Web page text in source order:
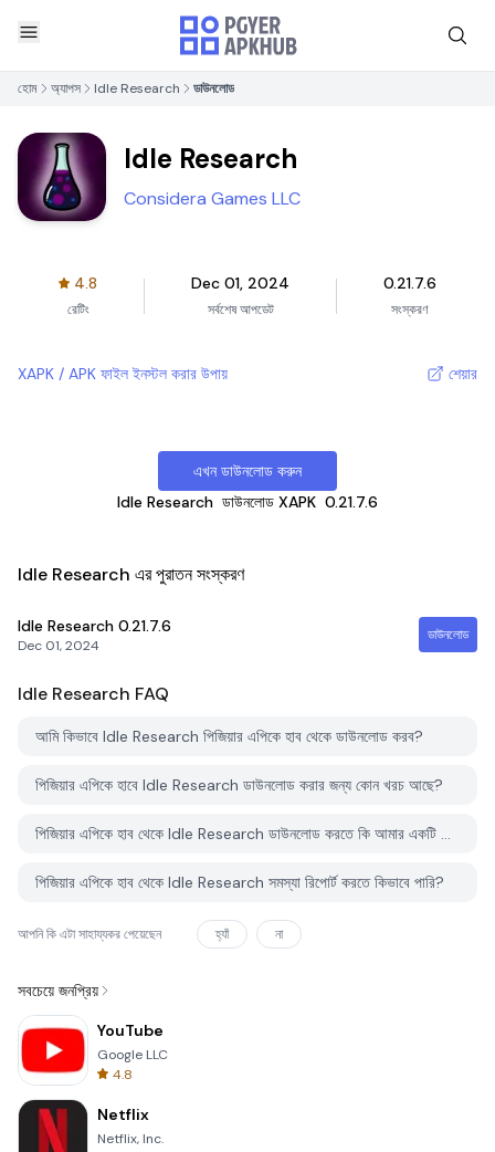
হোম অ্যাপস Idle Research ডাউনলোড
Idle Research
Considera Games LLC
4.8
রেটিং
Dec 01, 2024
সর্বশেষ আপডেট
0.21.7.6
সংস্করণ
XAPK / APK ফাইল ইনস্টল করার উপায় শেয়ার
এখন ডাউনলোড করুন
Idle Research ডাউনলোড XAPK 0.21.7.6
Idle Research এর পুরাতন সংস্করণ
Idle Research 0.21.7.6
Dec 01, 2024
ডাউনলোড
Idle Research FAQ
আমি কিভাবে Idle Research পিজিয়ার এপিকে হাব থেকে ডাউনলোড করব?
পিজিয়ার এপিকে হাবে Idle Research ডাউনলোড করার জন্য কোন খরচ আছে?
পিজিয়ার এপিকে হাব থেকে Idle Research ডাউনলোড করতে কি আমার একটি অ্যাকাউন্ট দরকার?
পিজিয়ার এপিকে হাব থেকে Idle Research সমস্যা রিপোর্ট করতে কিভাবে পারি?
আপনি কি এটা সাহায্যকর পেয়েছেন হ্যাঁ না
সবচেয়ে জনপ্রিয়
YouTube
Google LLC
4.8
Netflix
Netflix, Inc.